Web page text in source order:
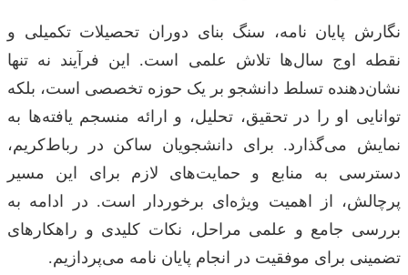
نگارش پایان نامه، سنگ بنای دوران تحصیلات تکمیلی و
نقطه اوج سال‌ها تلاش علمی است. این فرآیند نه تنها
نشان‌دهنده تسلط دانشجو بر یک حوزه تخصصی است، بلکه
توانایی او را در تحقیق، تحلیل، و ارائه منسجم یافته‌ها به
نمایش می‌گذارد. برای دانشجویان ساکن در رباط‌کریم،
دسترسی به منابع و حمایت‌های لازم برای این مسیر
پرچالش، از اهمیت ویژه‌ای برخوردار است. در ادامه به
بررسی جامع و علمی مراحل، نکات کلیدی و راهکارهای
تضمینی برای موفقیت در انجام پایان نامه می‌پردازیم.